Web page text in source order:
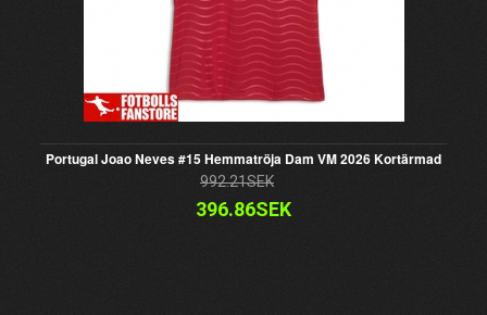
Portugal Joao Neves #15 Hemmatröja Dam VM 2026 Kortärmad
992.21SEK
396.86SEK